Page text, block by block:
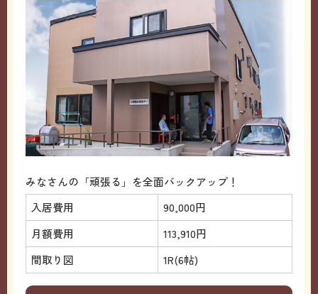
みなさんの「頑張る」を全面バックアップ！
入居費用
90,000円
月額費用
113,910円
間取り図
1R(6帖)